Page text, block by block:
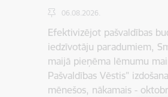
06.08.2026.
Efektivizējot pašvaldības
iedzīvotāju paradumiem,
maijā pieņēma lēmumu
Pašvaldības Vēstis”
mēnešos, nākamais -